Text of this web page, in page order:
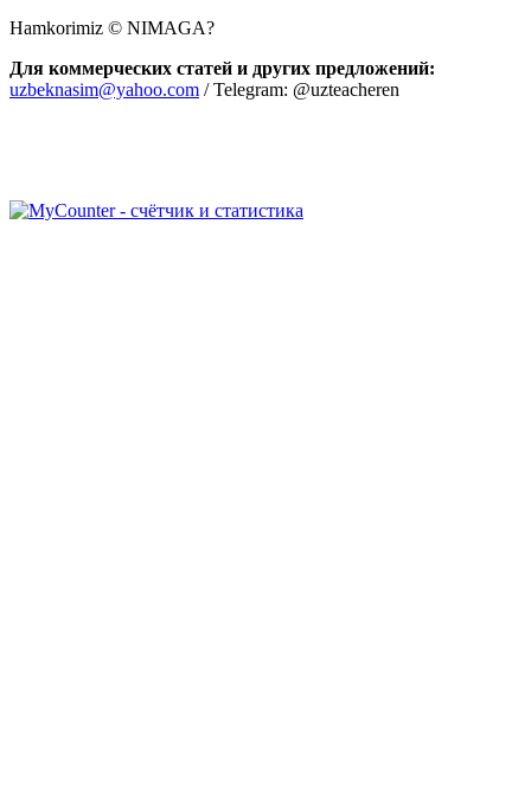
Hamkorimiz © NIMAGA?
Для коммерческих статей и других предложений:
uzbeknasim@yahoo.com / Telegram: @uzteacheren